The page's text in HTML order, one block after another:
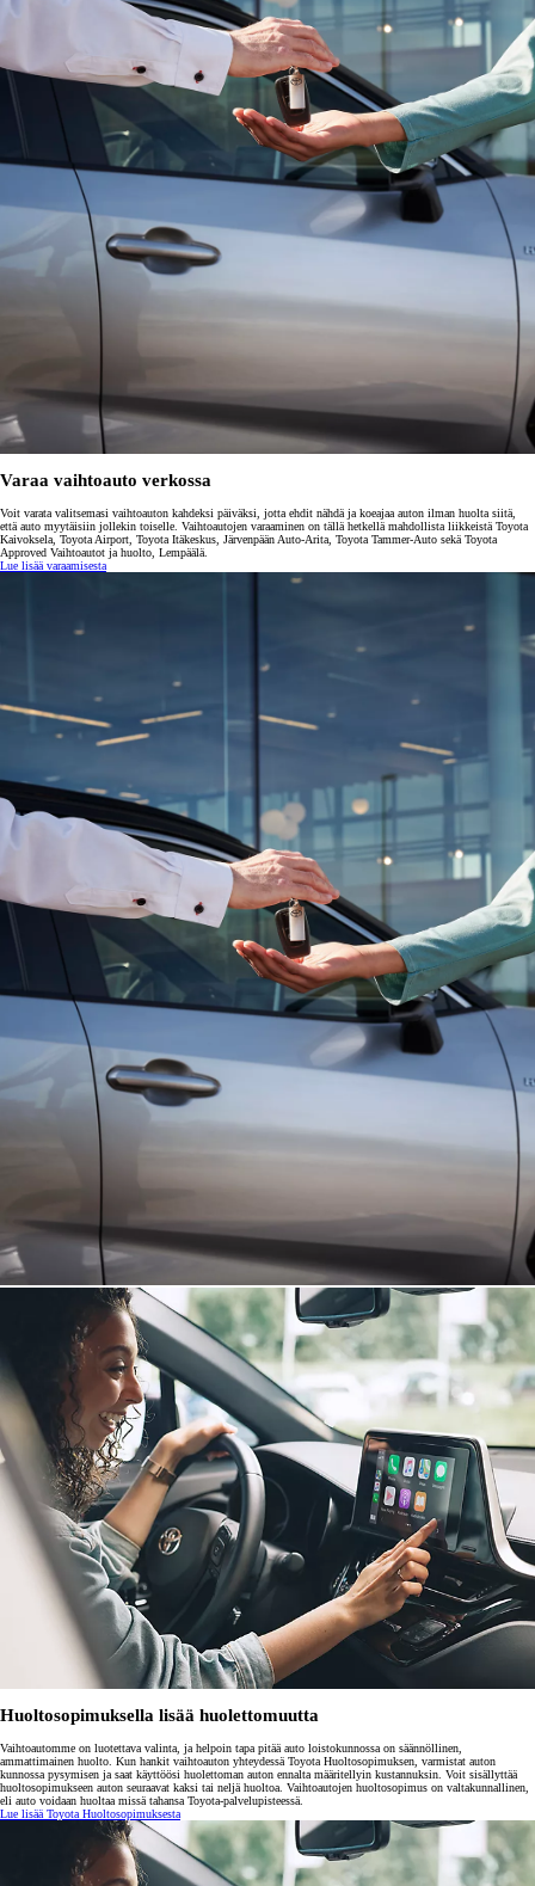
Varaa vaihtoauto verkossa
Voit varata valitsemasi vaihtoauton kahdeksi päiväksi, jotta ehdit nähdä ja koeajaa auton ilman huolta siitä,
että auto myytäisiin jollekin toiselle. Vaihtoautojen varaaminen on tällä hetkellä mahdollista liikkeistä Toyota
Kaivoksela, Toyota Airport, Toyota Itäkeskus, Järvenpään Auto-Arita, Toyota Tammer-Auto sekä Toyota
Approved Vaihtoautot ja huolto, Lempäälä.
Lue lisää varaamisesta
Huoltosopimuksella lisää huolettomuutta
Vaihtoautomme on luotettava valinta, ja helpoin tapa pitää auto loistokunnossa on säännöllinen,
ammattimainen huolto. Kun hankit vaihtoauton yhteydessä Toyota Huoltosopimuksen, varmistat auton
kunnossa pysymisen ja saat käyttöösi huolettoman auton ennalta määritellyin kustannuksin. Voit sisällyttää
huoltosopimukseen auton seuraavat kaksi tai neljä huoltoa. Vaihtoautojen huoltosopimus on valtakunnallinen,
eli auto voidaan huoltaa missä tahansa Toyota-palvelupisteessä.
Lue lisää Toyota Huoltosopimuksesta